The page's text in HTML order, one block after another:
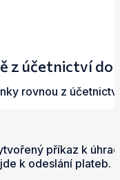
z účetnictví do
rovnou z
příkaz k
k odeslání plateb.